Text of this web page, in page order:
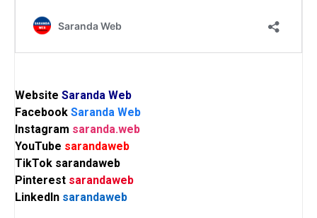
Website Saranda Web
Facebook Saranda Web
Instagram saranda.web
YouTube sarandaweb
TikTok sarandaweb
Pinterest sarandaweb
LinkedIn sarandaweb